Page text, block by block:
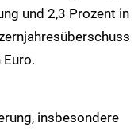
und 2,3 Prozent in
insbesondere